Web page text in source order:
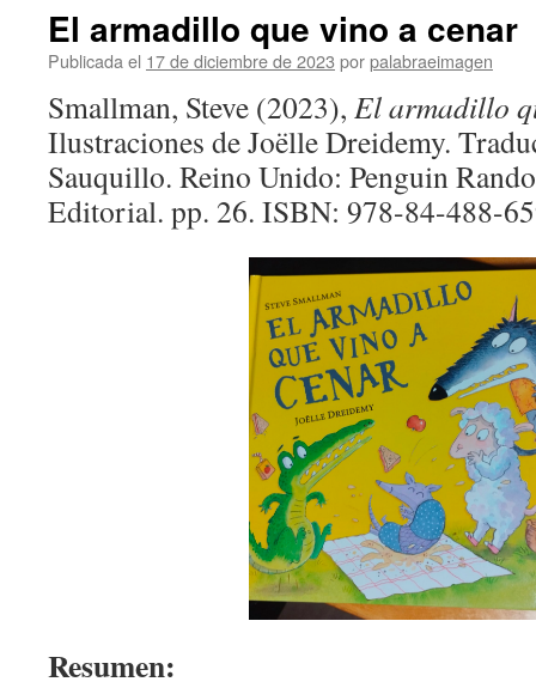
El armadillo que vino a cenar
Publicada el 17 de diciembre de 2023 porpalabraeimagen
Smallman, Steve (2023), El armadillo
Ilustraciones de Joëlle Dreidemy.
Sauquillo. Reino Unido: Penguin
Editorial. pp. 26. ISBN: 978-84-488-
Resumen: